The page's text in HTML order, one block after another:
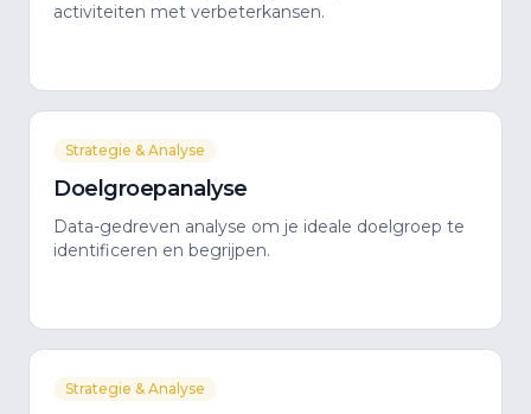
activiteiten met verbeterkansen.
Strategie & Analyse
Doelgroepanalyse
Data-gedreven analyse om je ideale doelgroep te
identificeren en begrijpen.
Strategie & Analyse